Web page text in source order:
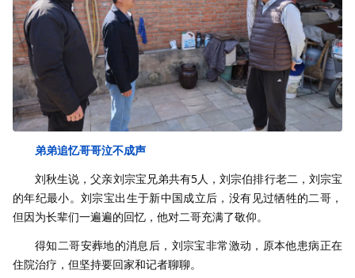
弟弟追忆哥哥泣不成声
刘秋生说，父亲刘宗宝兄弟共有5人，刘宗伯排行老二，刘宗宝
的年纪最小。刘宗宝出生于新中国成立后，没有见过牺牲的二哥，
但因为长辈们一遍遍的回忆，他对二哥充满了敬仰。
得知二哥安葬地的消息后，刘宗宝非常激动，原本他患病正在
住院治疗，但坚持要回家和记者聊聊。